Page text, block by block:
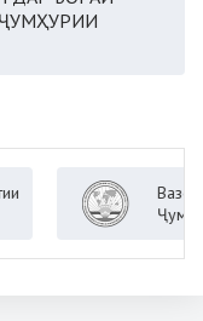
Вазорати
Ҷумҳурии